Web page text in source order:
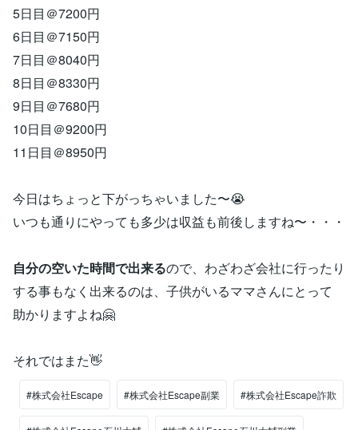
5日目＠7200円
6日目＠7150円
7日目＠8040円
8日目＠8330円
9日目＠7680円
10日目＠9200円
11日目＠8950円
今日はちょっと下がっちゃいました〜😭
いつも通りにやっても多少は収益も前後しますね〜・・・
自分の空いた時間で出来るので、わざわざ会社に行ったり
する事もなく出来るのは、子供がいるママさんにとって
助かりますよね🤗
それではまた👋
#株式会社Escape #株式会社Escape副業 #株式会社Escape詐欺